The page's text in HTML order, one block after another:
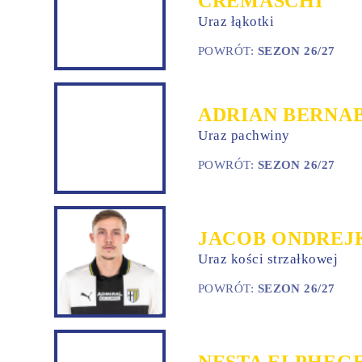
Uraz łąkotki
POWRÓT: SEZON 26/27
ADRIAN
Uraz pachwiny
POWRÓT: SEZON 26/27
JACOB
Uraz kości strzałkowej
POWRÓT: SEZON 26/27